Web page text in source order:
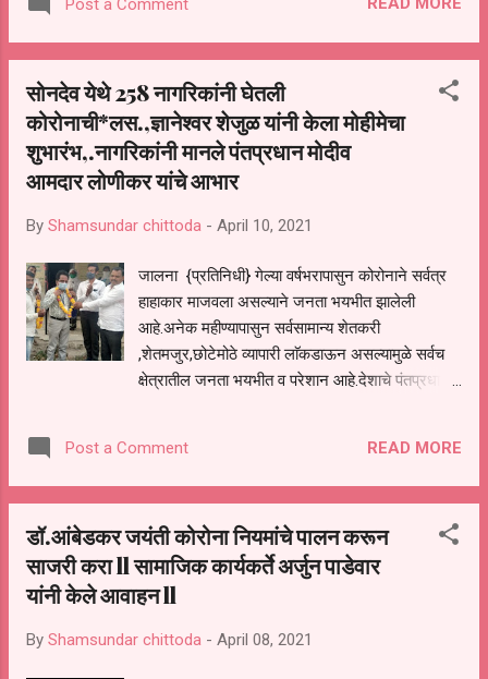
आंबेडकर यांच्या प्रतिमेचे पुष्पहार घालून पूजन करण्यात
आले त्यानंतर बुद्ध वंदना घेऊन माजी समाज कल्याण
हिवाळे, पत्रकार संघाचे माजी अध्यक्ष शामसुंदर चितोडा,ऑल
इंडीया पॅथर सेनेचे ता.अध्यक्ष आर्या कांबळे,प्रवीण
प्रधान,राहूल गणकवार,सुमित भंडारी,रवी मानकर,अर्जुन
राठोड यांच्या हस्ते ध्वजारोहण करण्यात आले या
कार्यक्रम यशस्वीते साठी सुनिल पाडेवार,सतीश
पाईकराव,ऋषिकेश नवघरे,चन्दर म...
Post a Comment
सोनदेव येथे 258 नागरिकांनी घेतली
कोरोनाची*लस.,ज्ञानेश्वर शेजुळ यांनी केला मोहीमेचा
शुभारंभ,.नागरिकांनी मानले पंतप्रधान मोदीव
आमदार लोणीकर यांचे आभार
By Shamsundar chittoda - April 10, 2021
जालना {प्रतिनिधी} गेल्या वर्षभरापासुन कोरोनाने सर्वत्र
हाहाकार माजवला असल्याने जनता भयभीत झालेली
आहे.अनेक महीण्यापासुन सर्वसामान्य शेतकरी
,शेतमजुर,छोटेमोठे व्यापारी लाॅकडाऊन असल्यामुळे सर्वच
क्षेत्रातील जनता भयभीत व परेशान आहे.देशाचे पंतप्रधान
म्हणुन संपुर्ण देशातील नागरिकांसाठी मोफत लस उपलब्ध
करुन दिली आहे. महाराष्ट्र राज्याचे मा.मंत्री तथा परतुर
यांच्या पुढाकाराने आज दि.10/04/2021 रोजी सेवली
प्रा.आ.केंद्राअंतर्गत मौजे सोनदेव येथे 45 वर्षावरील
नागरिकांसाठी मोफत लसिकरणाचा कार्यक्रम आयोजित
भा.ज.पा.चे जालना जिल्हाउपाध्यक्ष श्री ज्ञानेश्वर {माऊली}
Post a Comment READ MORE
डॉ.आंबेडकर जयंती कोरोना नियमांचे पालन करून
साजरी करा ll सामाजिक कार्यकर्ते अर्जुन पाडेवार
यांनी केले आवाहन ll
By Shamsundar chittoda - April 08, 2021